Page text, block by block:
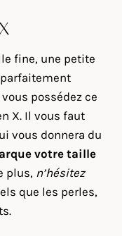
fine, une petite
possédez ce
X. Il vous faut
vous donnera du
votre taille
plus, n’hésitez
que les perles,